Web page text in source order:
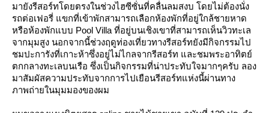
มายังรีสอร์ทโดยตรงในช่วงไฮซีซั่นที่คลื่นลมสงบ โดยไม่ต้องนั่ง
รถต่อเฟอรี่ แขกที่เข้าพักสามารถเลือกห้องพักที่อยู่ใกล้ชายหาด
หรือห้องพักแบบ Pool Villa ที่อยู่บนเชิงเขาที่สามารถเห็นวิวทะเล
จากมุมสูง นอกจากนี้ช่วงฤดูท่องเที่ยวทางรีสอร์ทยังมีกิจกรรมไป
ชมปะการังที่เกาะห้าซึ่งอยู่ไม่ไกลจากรีสอร์ท และชมพระอาทิตย์
ตกกลางทะเลบนเรือ ซึ่งเป็นกิจกรรมที่น่าประทับใจมากๆครับ ลอง
มาสัมผัสความประทับจากการไปเยือนรีสอร์ทแห่งนี้ผ่านทาง
ภาพถ่ายในมุมมองของผม